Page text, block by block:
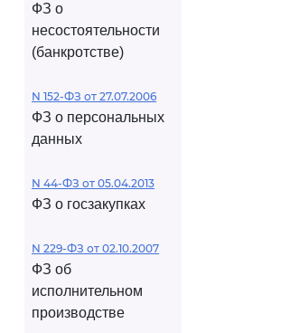
ФЗ о
несостоятельности
(банкротстве)
N 152-ФЗ от 27.07.2006
ФЗ о персональных
данных
N 44-ФЗ от 05.04.2013
ФЗ о госзакупках
N 229-ФЗ от 02.10.2007
ФЗ об
исполнительном
производстве